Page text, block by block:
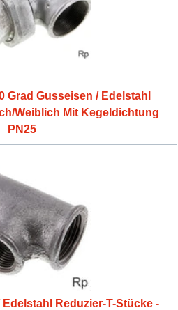
Grad Gusseisen / Edelstahl
Weiblich Mit Kegeldichtung
PN25
Reduzier-T-Stücke -